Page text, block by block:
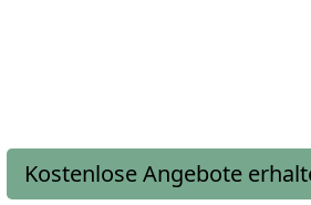
Kostenlose Angebote